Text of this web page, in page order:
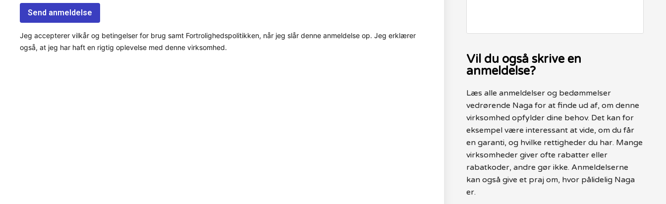
Jeg accepterer vilkår og betingelser for brug samt Fortrolighedspolitikken, når jeg slår denne anmeldelse op. Jeg erklærer
også, at jeg har haft en rigtig oplevelse med denne virksomhed.
Vil du også skrive en
anmeldelse?
Læs alle anmeldelser og bedømmelser
vedrørende Naga for at finde ud af, om denne
virksomhed opfylder dine behov. Det kan for
eksempel være interessant at vide, om du får
en garanti, og hvilke rettigheder du har. Mange
virksomheder giver ofte rabatter eller
rabatkoder, andre gør ikke. Anmeldelserne
kan også give et praj om, hvor pålidelig Naga
er.